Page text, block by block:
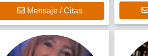
Mensaje / Citas